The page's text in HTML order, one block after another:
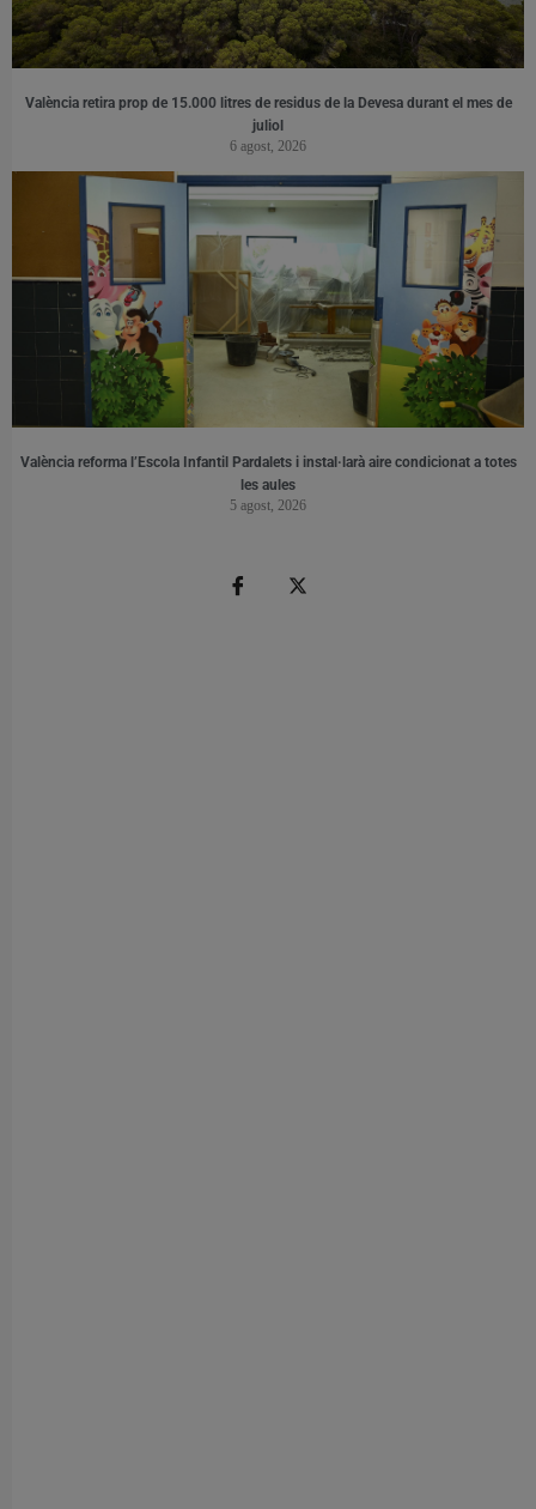
València retira prop de 15.000 litres de residus de la Devesa durant el mes de
juliol
6 agost, 2026
València reforma l’Escola Infantil Pardalets i instal·larà aire condicionat a totes
les aules
5 agost, 2026